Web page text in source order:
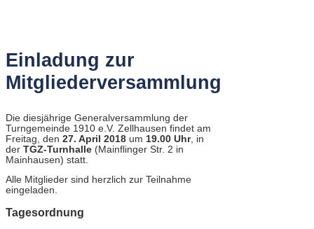
Einladung zur
Mitgliederversammlung
Die diesjährige Generalversammlung der
Turngemeinde 1910 e.V. Zellhausen findet am
Freitag, den 27. April 2018 um 19.00 Uhr, in
der TGZ-Turnhalle (Mainflinger Str. 2 in
Mainhausen) statt.
Alle Mitglieder sind herzlich zur Teilnahme
eingeladen.
Tagesordnung